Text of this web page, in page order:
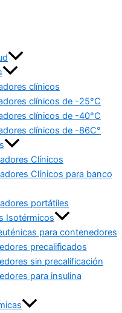
clínicos
clínicos de -25°C
clínicos de -40°C
clínicos de -86C°
Clínicos
Clínicos para banco
portátiles
Isotérmicos
para contenedores
precalificados
sin precalificación
para insulina